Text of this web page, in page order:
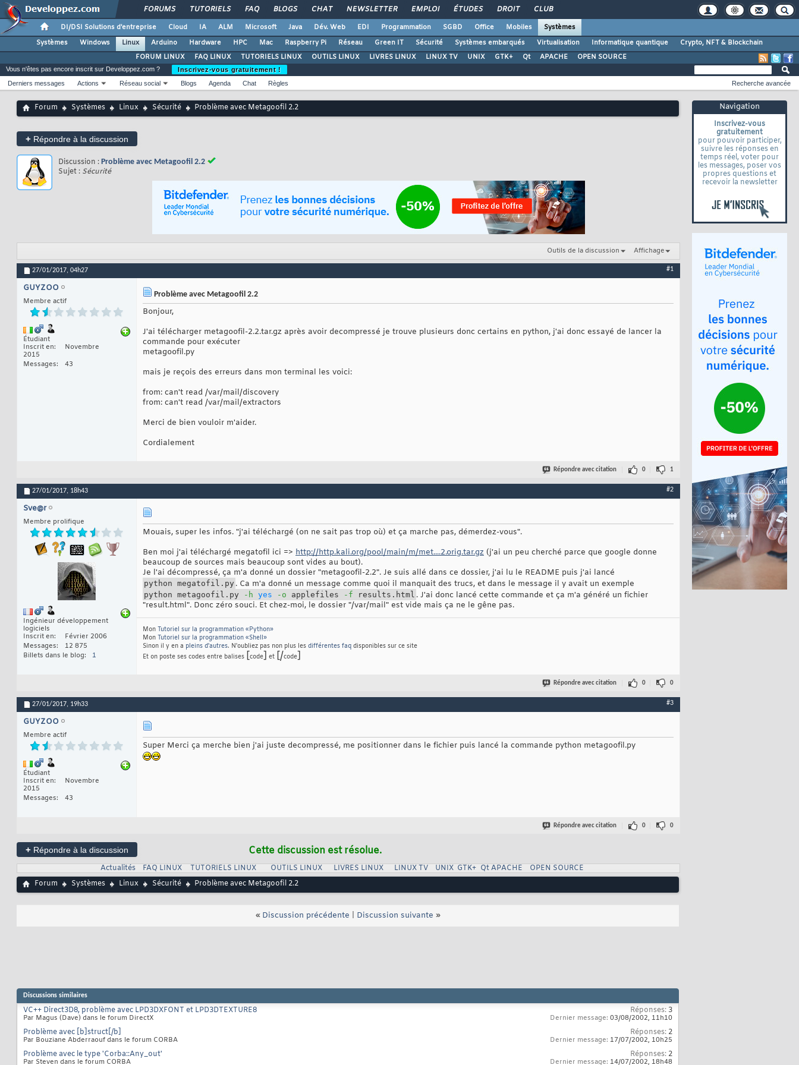
FORUMS TUTORIELS FAQ BLOGS CHAT NEWSLETTER EMPLOI ÉTUDES DROIT CLUB
DI/DSI Solutions d'entreprise Cloud IA ALM Microsoft Java Dév. Web EDI Programmation SGBD Office Mobiles
Systèmes
Systèmes
Windows Linux Arduino Hardware HPC Mac Raspberry Pi Réseau Green IT Sécurité Systèmes embarqués Virtualisation Informatique quantique
Crypto, NFT & Blockchain
FORUM LINUX
FAQ LINUX TUTORIELS LINUX OUTILS LINUX LIVRES LINUX LINUX TV UNIX GTK+ Qt APACHE OPEN SOURCE
Navigation
Inscrivez-vous
gratuitement
pour pouvoir participer,
suivre les réponses en
temps réel, voter pour
les messages, poser vos
propres questions et
recevoir la newsletter
Vous n'êtes pas encore inscrit sur Developpez.com ?
Inscrivez-vous gratuitement !
Derniers messages
Actions Réseau social Blogs Agenda Chat Règles Recherche avancée
Forum Systèmes Linux Sécurité Problème avec Metagoofil 2.2
+ Répondre à la discussion
Discussion : Problème avec Metagoofil 2.2
Sujet : Sécurité
Outils de la discussion Affichage
27/01/2017, 04h27 #1
GUYZOO
Membre actif
Étudiant
Inscrit en
Novembre
2015
Messages
43
Problème avec Metagoofil 2.2
Bonjour,
J'ai télécharger metagoofil-2.2.tar.gz après avoir decompressé je trouve plusieurs donc certains en python, j'ai donc essayé de lancer la
commande pour exécuter
metagoofil.py
mais je reçois des erreurs dans mon terminal les voici:
from: can't read /var/mail/discovery
from: can't read /var/mail/extractors
Merci de bien vouloir m'aider.
Cordialement
Répondre avec citation 0 1
27/01/2017, 18h43 #2
Sve@r
Membre prolifique
Ingénieur développement
logiciels
Inscrit en
Février 2006
Messages
12 875
Billets dans le blog
1
Mouais, super les infos. "j'ai téléchargé (on ne sait pas trop où) et ça marche pas, démerdez-vous".
Ben moi j'ai téléchargé megatofil ici => http://http.kali.org/pool/main/m/met....2.orig.tar.gz (j'ai un peu cherché parce que google donne
beaucoup de sources mais beaucoup sont vides au bout).
Je l'ai décompressé, ça m'a donné un dossier "metagoofil-2.2". Je suis allé dans ce dossier, j'ai lu le README puis j'ai lancé
python megatofil.py . Ca m'a donné un message comme quoi il manquait des trucs, et dans le message il y avait un exemple
python metagoofil.py -h yes -o applefiles -f results.html . J'ai donc lancé cette commande et ça m'a généré un fichier
"result.html". Donc zéro souci. Et chez-moi, le dossier "/var/mail" est vide mais ça ne le gêne pas.
Mon Tutoriel sur la programmation «Python»
Mon Tutoriel sur la programmation «Shell»
Sinon il y en a pleins d'autres. N'oubliez pas non plus les différentes faq disponibles sur ce site
Et on poste ses codes entre balises [code] et [/code]
Répondre avec citation 0 0
27/01/2017, 19h33 #3
GUYZOO
Membre actif
Étudiant
Inscrit en
Novembre
2015
Messages
43
Super Merci ça merche bien j'ai juste decompressé, me positionner dans le fichier puis lancé la commande python metagoofil.py
Répondre avec citation 0 0
+ Répondre à la discussion Cette discussion est résolue.
Actualités FAQ LINUX TUTORIELS LINUX OUTILS LINUX LIVRES LINUX LINUX TV UNIX GTK+ Qt APACHE
OPEN SOURCE
Forum
Systèmes Linux Sécurité Problème avec Metagoofil 2.2
« Discussion précédente Discussion suivante »
Discussions similaires
VC++ Direct3D8, problème avec LPD3DXFONT et LPD3DTEXTURE8
Par Magus (Dave) dans le forum DirectX
Réponses: 3
Dernier message: 03/08/2002, 11h10
Problème avec [b]struct[/b]
Par Bouziane Abderraouf dans le forum CORBA
Réponses: 2
Dernier message: 17/07/2002, 10h25
Problème avec le type 'Corba::Any_out'
Par Steven dans le forum CORBA
Réponses: 2
Dernier message: 14/07/2002, 18h48